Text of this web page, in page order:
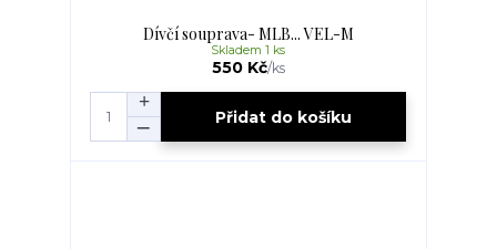
Dívčí souprava- MLB... VEL-M
550 Kč/ks
Skladem 1 ks
Přidat do košíku